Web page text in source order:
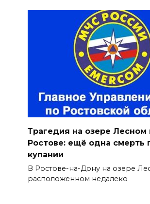
Трагедия на озере Лесном
Ростове: ещё одна смерть
купании
В Ростове-на-Дону на озере
расположенном недалеко